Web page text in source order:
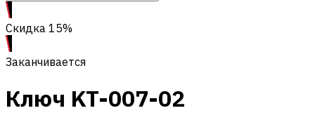
Скидка 15%
Заканчивается
Ключ KT-007-02